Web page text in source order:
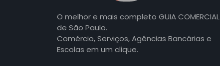
O melhor e mais completo GUIA COMERCIAL
de São Paulo.
Comércio, Serviços, Agências Bancárias e
Escolas em um clique.